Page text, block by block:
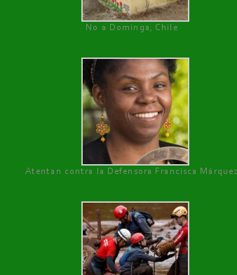
No a Dominga, Chile
Atentan contra la Defensora Francisca Márquez